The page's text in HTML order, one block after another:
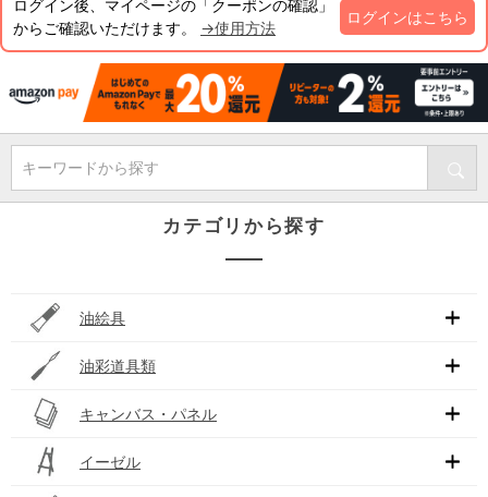
ログイン後、マイページの「クーポンの確認」
からご確認いただけます。 →使用方法
ログインはこちら
キーワードから探す
カテゴリから探す
油絵具
油彩道具類
キャンバス・パネル
イーゼル